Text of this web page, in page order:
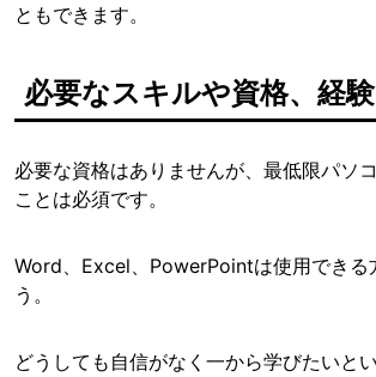
ともできます。
必要なスキルや資格、経験
必要な資格はありませんが、最低限パソ
ことは必須です。
Word、Excel、PowerPointは使用できる
う。
どうしても自信がなく一から学びたいと